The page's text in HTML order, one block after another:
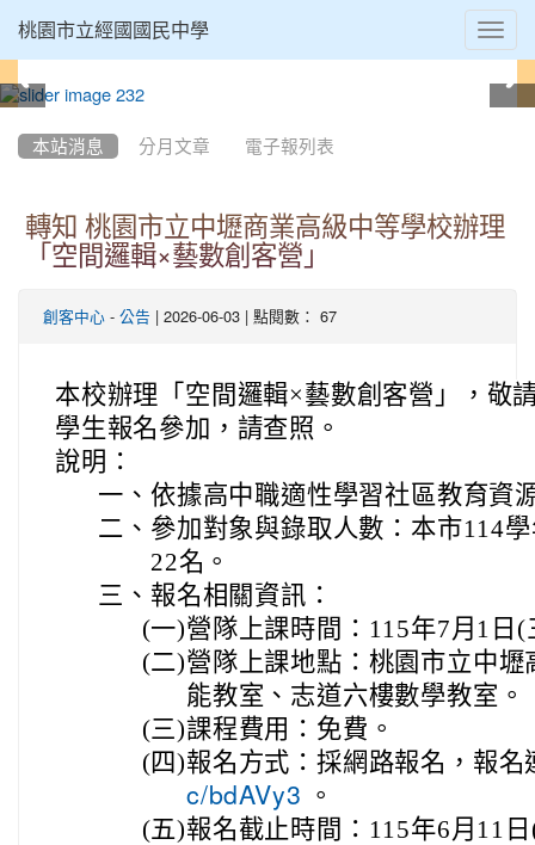
桃園市立經國國民中學
本站消息 分月文章 電子報列表
轉知 桃園市立中壢商業高級中等學校辦理
「空間邏輯×藝數創客營」
創客中心 - 公告 | 2026-06-03 | 點閱數： 67
本校辦理「空間邏輯×藝數創客營」，敬
學生報名參加，請查照。
說明：
一、 依據高中職適性學習社區教育資
二、 參加對象與錄取人數：本市114
22名。
三、 報名相關資訊：
(一)營隊上課時間：115年7月1日
(二)營隊上課地點：桃園市立中
能教室、志道六樓數學教室。
(三)課程費用：免費。
(四)報名方式：採網路報名，報名
c/bdAVy3
。
(五)報名截止時間：115年6月11